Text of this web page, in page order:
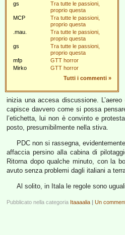
gs
Tra tutte le passioni,
proprio questa
MCP
Tra tutte le passioni,
proprio questa
.mau.
Tra tutte le passioni,
proprio questa
gs
Tra tutte le passioni,
proprio questa
mfp
GTT horror
Mirko
GTT horror
Tutti i commenti »
inizia una accesa discussione.
capisce davvero come si possa
l’etichetta, lui non è convinto e
posto, presumibilmente nella stiva.
PDC non si rassegna,
affaccia persino alla cabina di
Ritorna dopo qualche minuto, con la
avuto senza problemi dagli italiani a
Al solito, in Itala le regole sono
Pubblicato nella categoria Itaaaalia | Un